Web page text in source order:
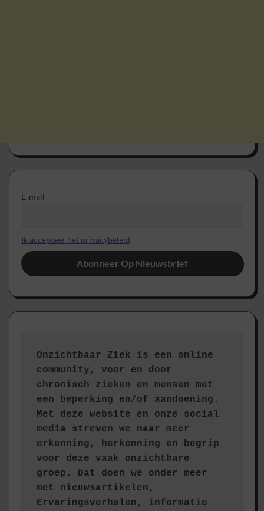
E-mail
Ik accepteer het privacybeleid
Onzichtbaar Ziek is een online
community, voor en door
chronisch zieken en mensen met
een beperking en/of aandoening.
Met deze website en onze social
media streven we naar meer
erkenning, herkenning en begrip
voor deze vaak onzichtbare
groep. Dat doen we onder meer
met nieuwsartikelen,
Ervaringsverhalen, informatie